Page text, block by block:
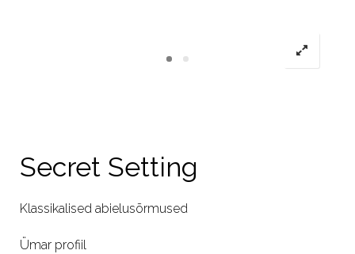
Secret Setting
Klassikalised abielusõrmused
Ümar profiil